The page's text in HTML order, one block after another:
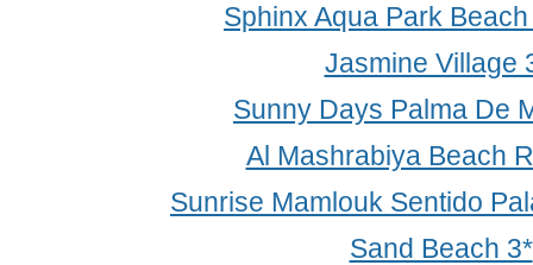
Sphinx Aqua Park
Jasmine Village
Sunny Days Palma De
Al Mashrabiya Beach
Sunrise Mamlouk Sentido
Sand Beach 3*